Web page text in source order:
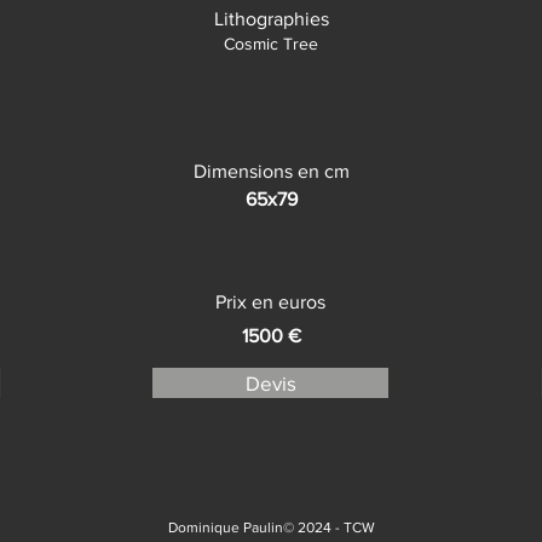
Lithographies
Cosmic Tree
65x79
Dimensions en cm
Prix en euros
1500 €
Devis
Dominique Paulin© 2024 - TCW